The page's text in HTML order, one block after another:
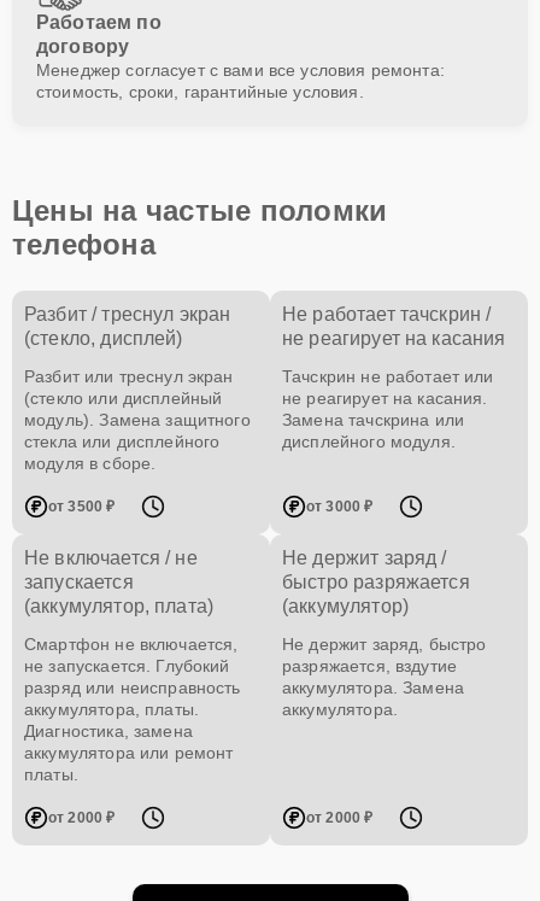
Работаем по
договору
Менеджер согласует с вами все условия ремонта:
стоимость, сроки, гарантийные условия.
Цены на частые поломки
телефона
Разбит / треснул экран
(стекло, дисплей)
Разбит или треснул экран
(стекло или дисплейный
модуль). Замена защитного
стекла или дисплейного
модуля в сборе.
от 3500 ₽
Не работает тачскрин /
не реагирует на касания
Тачскрин не работает или
не реагирует на касания.
Замена тачскрина или
дисплейного модуля.
от 3000 ₽
Не включается / не
запускается
(аккумулятор, плата)
Смартфон не включается,
не запускается. Глубокий
разряд или неисправность
аккумулятора, платы.
Диагностика, замена
аккумулятора или ремонт
платы.
от 2000 ₽
Не держит заряд /
быстро разряжается
(аккумулятор)
Не держит заряд, быстро
разряжается, вздутие
аккумулятора. Замена
аккумулятора.
от 2000 ₽